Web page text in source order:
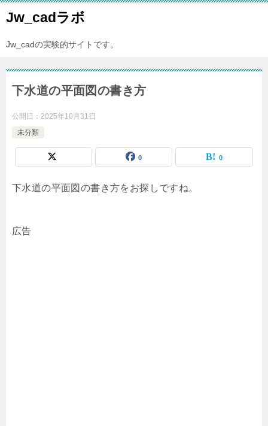
Jw_cadラボ
Jw_cadの実験的サイトです。
下水道の平面図の書き方
公開日： 2025年10月31日
未分類
0 0
下水道の平面図の書き方をお探しですね。
広告